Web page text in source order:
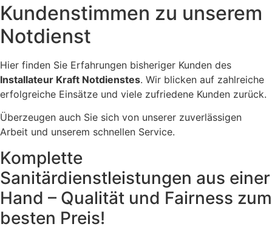
Kundenstimmen zu unserem
Notdienst
Hier finden Sie Erfahrungen bisheriger Kunden des
Installateur Kraft Notdienstes. Wir blicken auf zahlreiche
erfolgreiche Einsätze und viele zufriedene Kunden zurück.
Überzeugen auch Sie sich von unserer zuverlässigen
Arbeit und unserem schnellen Service.
Komplette
Sanitärdienstleistungen aus einer
Hand – Qualität und Fairness zum
besten Preis!